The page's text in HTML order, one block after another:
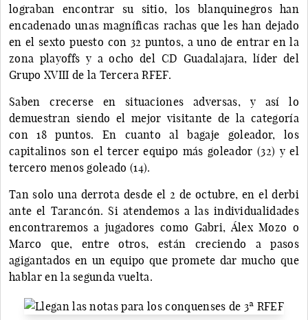
lograban encontrar su sitio, los blanquinegros han
encadenado unas magníficas rachas que les han dejado
en el sexto puesto con 32 puntos, a uno de entrar en la
zona playoffs y a ocho del CD Guadalajara, líder del
Grupo XVIII de la Tercera RFEF.
Saben crecerse en situaciones adversas, y así lo
demuestran siendo el mejor visitante de la categoría
con 18 puntos. En cuanto al bagaje goleador, los
capitalinos son el tercer equipo más goleador (32) y el
tercero menos goleado (14).
Tan solo una derrota desde el 2 de octubre, en el derbi
ante el Tarancón. Si atendemos a las individualidades
encontraremos a jugadores como Gabri, Álex Mozo o
Marco que, entre otros, están creciendo a pasos
agigantados en un equipo que promete dar mucho que
hablar en la segunda vuelta.